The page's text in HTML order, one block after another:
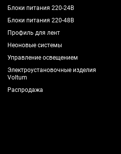
Блоки питания 220-24В
Блоки питания 220-48В
Профиль для лент
Неоновые системы
Управление освещением
Электроустановочные изделия
Voltum
Распродажа